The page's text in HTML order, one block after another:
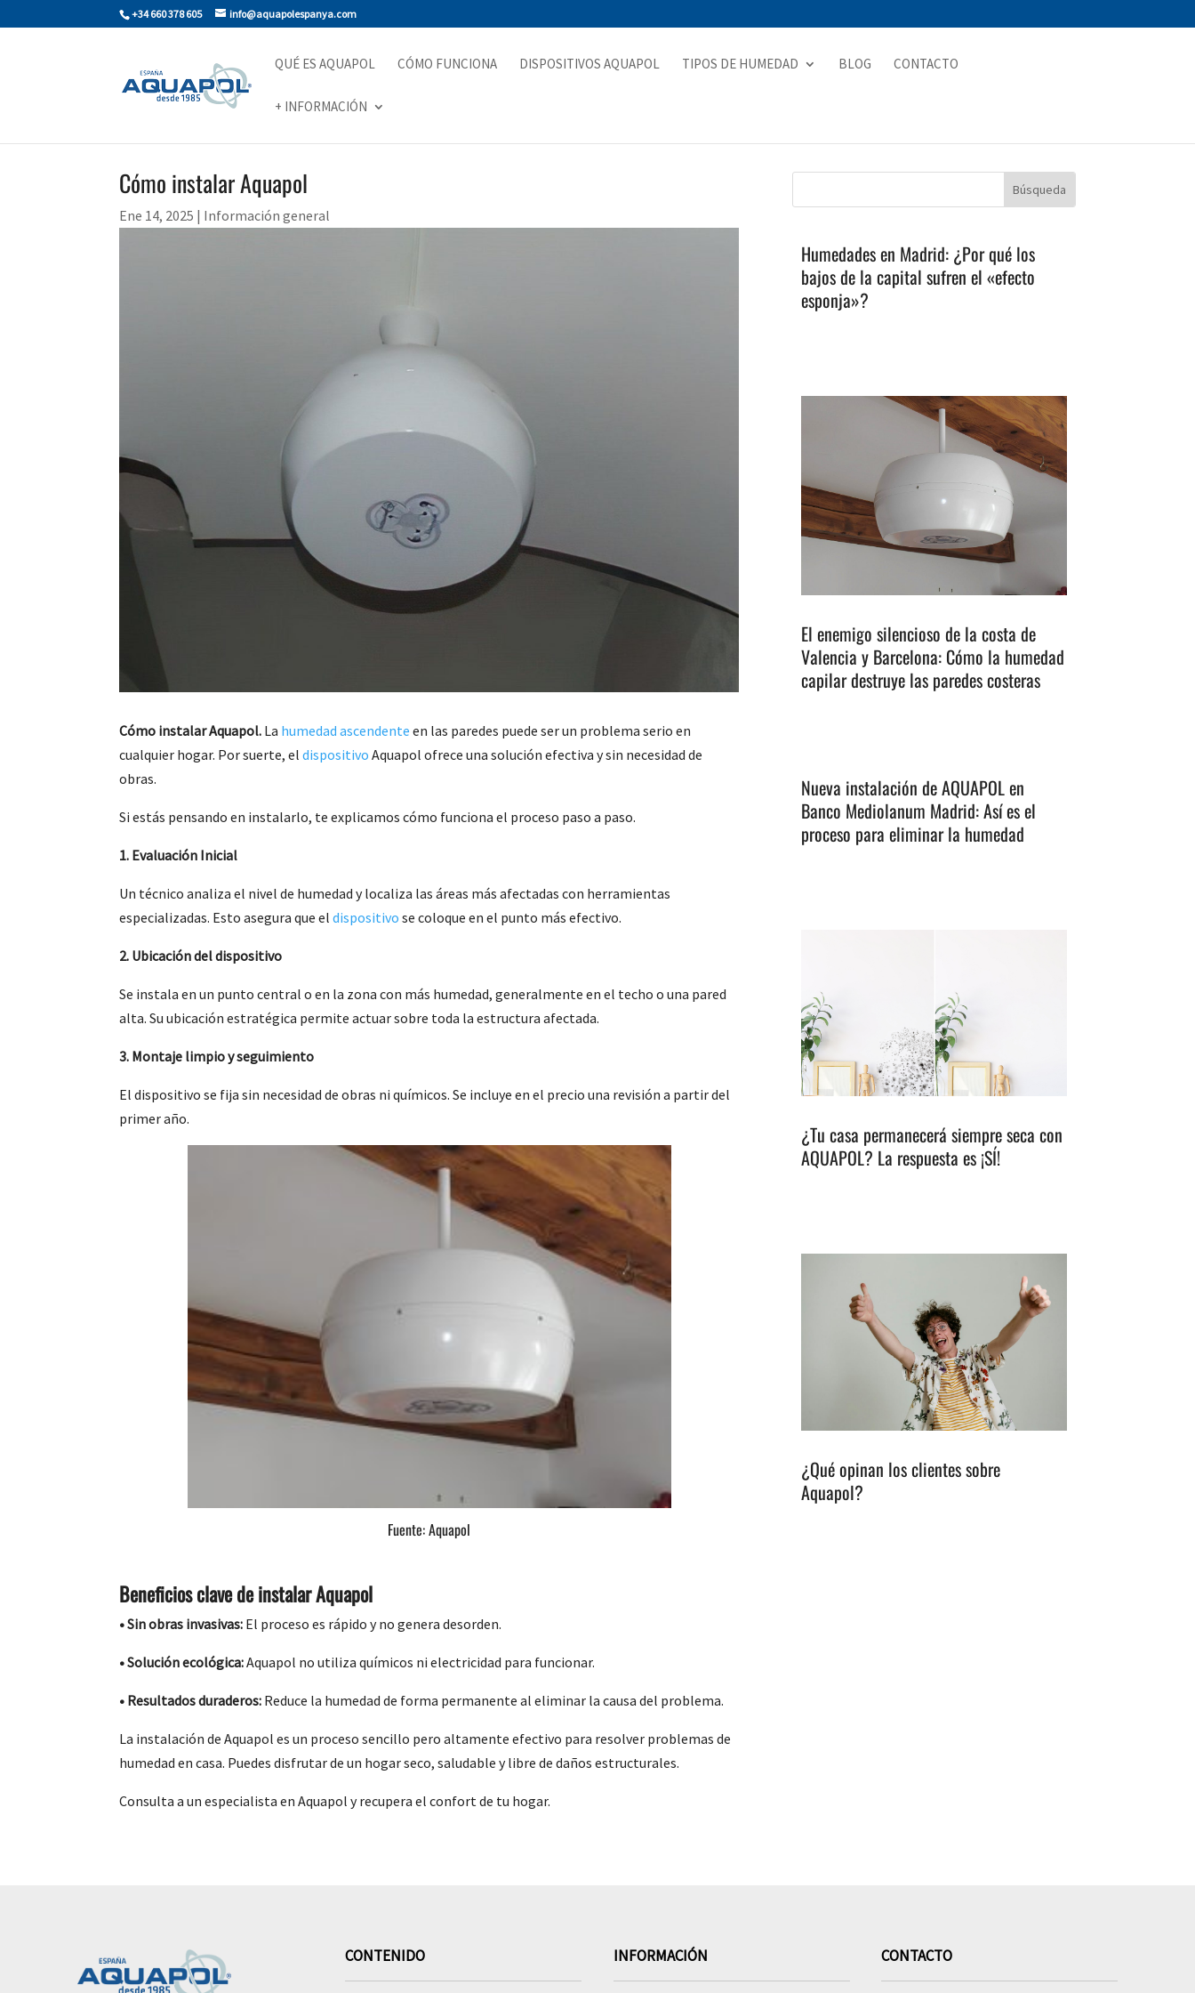
+34 660 378 605 info@aquapolespanya.com
QUÉ ES AQUAPOL CÓMO FUNCIONA DISPOSITIVOS AQUAPOL TIPOS DE HUMEDAD BLOG CONTACTO
+ INFORMACIÓN
Cómo instalar Aquapol
Ene 14, 2025 | Información general
Cómo instalar Aquapol. La humedad ascendente en las paredes puede ser un problema serio en
cualquier hogar. Por suerte, eldispositivo Aquapol ofrece una solución efectiva y sin necesidad de
obras.
Si estás pensando en instalarlo, te explicamos cómo funciona el proceso paso a paso.
1. Evaluación Inicial
Un técnico analiza el nivel de humedad y localiza las áreas más afectadas con herramientas
especializadas. Esto asegura que eldispositivo se coloque en el punto más efectivo.
2. Ubicación del dispositivo
Se instala en un punto central o en la zona con más humedad, generalmente en el techo o una pared
alta. Su ubicación estratégica permite actuar sobre toda la estructura afectada.
3. Montaje limpio y seguimiento
El dispositivo se fija sin necesidad de obras ni químicos. Se incluye en el precio una revisión a partir del
primer año.
Fuente: Aquapol
Beneficios clave de instalar Aquapol
•Sin obras invasivas: El proceso es rápido y no genera desorden.
•Solución ecológica:Aquapol no utiliza químicos ni electricidad para funcionar.
• Resultados duraderos: Reduce la humedad de forma permanente al eliminar la causa del problema.
La instalación de Aquapol es un proceso sencillo pero altamente efectivo para resolver problemas de
humedad en casa. Puedes disfrutar de un hogar seco, saludable y libre de daños estructurales.
Consulta a un especialista en Aquapol y recupera el confort de tu hogar.
Humedades en Madrid: ¿Por qué los
bajos de la capital sufren el «efecto
esponja»?
El enemigo silencioso de la costa de
Valencia y Barcelona: Cómo la humedad
capilar destruye las paredes costeras
Nueva instalación de AQUAPOL en
Banco Mediolanum Madrid: Así es el
proceso para eliminar la humedad
¿Tu casa permanecerá siempre seca con
AQUAPOL? La respuesta es ¡SÍ!
¿Qué opinan los clientes sobre
Aquapol?
CONTENIDO INFORMACIÓN CONTACTO